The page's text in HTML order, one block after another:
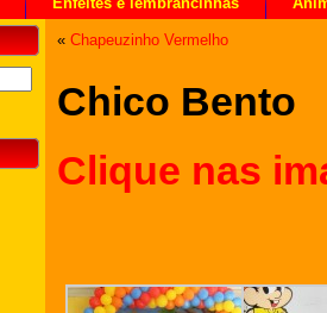
« Chapeuzinho Vermelho
Chico Bento
Clique nas